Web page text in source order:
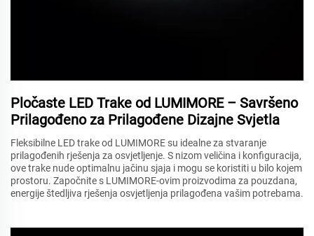
Pločaste LED Trake od LUMIMORE – Savršeno
Prilagođeno za Prilagođene Dizajne Svjetla
Fleksibilne LED trake od LUMIMORE su idealne za stvaranje
prilagođenih rješenja za osvjetljenje. S nizom veličina i konfiguracija,
ove trake nude optimalnu jačinu sjaja i mogu se koristiti u bilo kojem
prostoru. Započnite s LUMIMORE-ovim proizvodima za pouzdana,
energije štedljiva rješenja osvjetljenja prilagođena vašim potrebama.